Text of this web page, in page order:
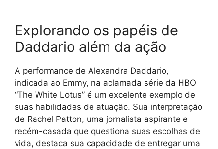
Explorando os papéis de
Daddario além da ação
A performance de Alexandra Daddario,
indicada ao Emmy, na aclamada série da HBO
“The White Lotus” é um excelente exemplo de
suas habilidades de atuação. Sua interpretação
de Rachel Patton, uma jornalista aspirante e
recém-casada que questiona suas escolhas de
vida, destaca sua capacidade de entregar uma